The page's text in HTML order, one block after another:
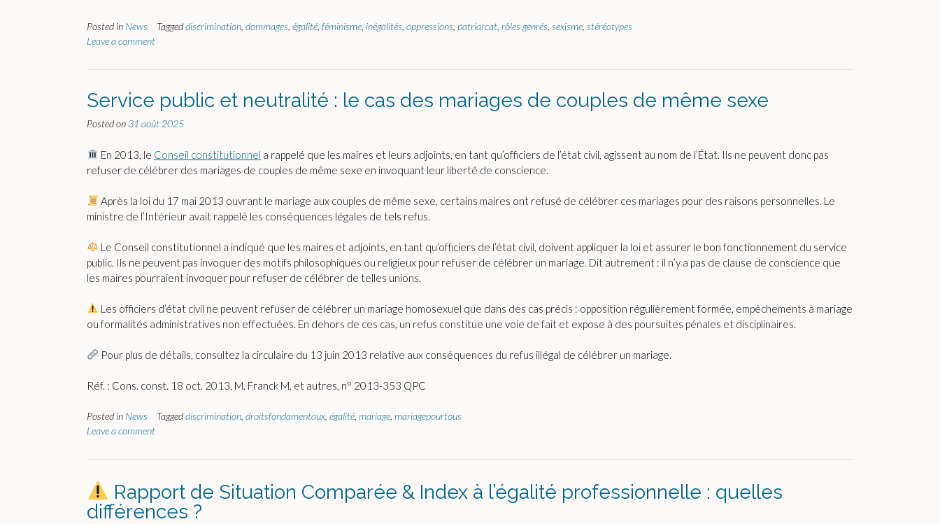
Posted in News Taggeddiscrimination dommages égalité féminisme inégalités oppressions patriarcat rôles genrés sexisme stéréotypes
Leave a comment
Service public et neutralité : le cas des mariages de couples de même sexe
Posted on 31 août 2025
En 2013, le Conseil constitutionnel a rappelé que les maires et leurs adjoints, en tant qu’officiers de l’état civil, agissent au nom de l’État. Ils ne peuvent donc pas
refuser de célébrer des mariages de couples de même sexe en invoquant leur liberté de conscience.
Après la loi du 17 mai 2013 ouvrant le mariage aux couples de même sexe, certains maires ont refusé de célébrer ces mariages pour des raisons personnelles. Le
ministre de l’Intérieur avait rappelé les conséquences légales de tels refus.
Le Conseil constitutionnel a indiqué que les maires et adjoints, en tant qu’officiers de l’état civil, doivent appliquer la loi et assurer le bon fonctionnement du service
public. Ils ne peuvent pas invoquer des motifs philosophiques ou religieux pour refuser de célébrer un mariage. Dit autrement : il n’y a pas de clause de conscience que
les maires pourraient invoquer pour refuser de célébrer de telles unions.
Les officiers d’état civil ne peuvent refuser de célébrer un mariage homosexuel que dans des cas précis : opposition régulièrement formée, empêchements à mariage
ou formalités administratives non effectuées. En dehors de ces cas, un refus constitue une voie de fait et expose à des poursuites pénales et disciplinaires.
Pour plus de détails, consultez la circulaire du 13 juin 2013 relative aux conséquences du refus illégal de célébrer un mariage.
Réf. : Cons. const. 18 oct. 2013, M. Franck M. et autres, n° 2013-353 QPC
Posted in News Taggeddiscrimination droitsfondamentaux égalité mariage mariagepourtous
Leave a comment
Rapport de Situation Comparée & Index à l’égalité professionnelle : quelles
différences ?